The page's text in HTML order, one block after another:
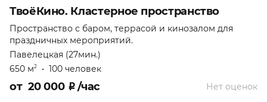
ТвоёКино. Кластерное пространство
Пространство с баром, террасой и кинозалом для
праздничных мероприятий.
Павелецкая (27мин.)
650 м2 • 100 человек
Нет оценок
от 20 000 ₽/час